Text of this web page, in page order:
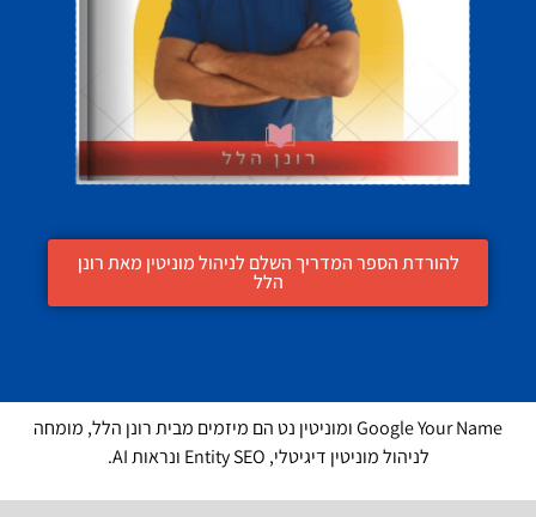
להורדת הספר המדריך השלם לניהול מוניטין מאת רונן
הלל
Google Your Name ומוניטין נט הם מיזמים מבית רונן הלל, מומחה
לניהול מוניטין דיגיטלי, Entity SEO ונראות AI.